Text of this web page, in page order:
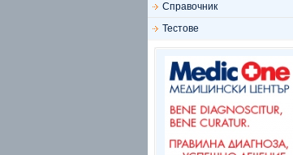
Справочник
Тестове